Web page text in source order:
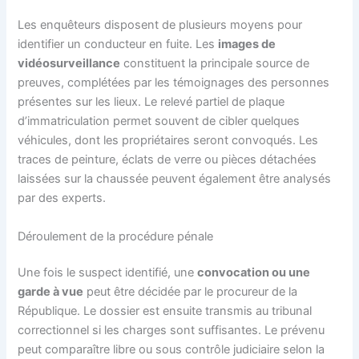
Les enquêteurs disposent de plusieurs moyens pour
identifier un conducteur en fuite. Les images de
vidéosurveillance constituent la principale source de
preuves, complétées par les témoignages des personnes
présentes sur les lieux. Le relevé partiel de plaque
d’immatriculation permet souvent de cibler quelques
véhicules, dont les propriétaires seront convoqués. Les
traces de peinture, éclats de verre ou pièces détachées
laissées sur la chaussée peuvent également être analysés
par des experts.
Déroulement de la procédure pénale
Une fois le suspect identifié, uneconvocation ou une
garde à vue peut être décidée par le procureur de la
République. Le dossier est ensuite transmis au tribunal
correctionnel si les charges sont suffisantes. Le prévenu
peut comparaître libre ou sous contrôle judiciaire selon la